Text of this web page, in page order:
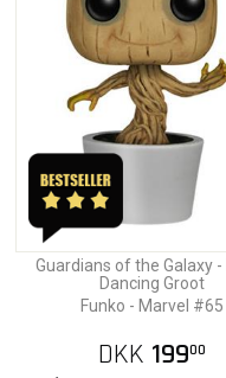
Guardians of the Galaxy -
Dancing Groot
Funko - Marvel #65
DKK 19900